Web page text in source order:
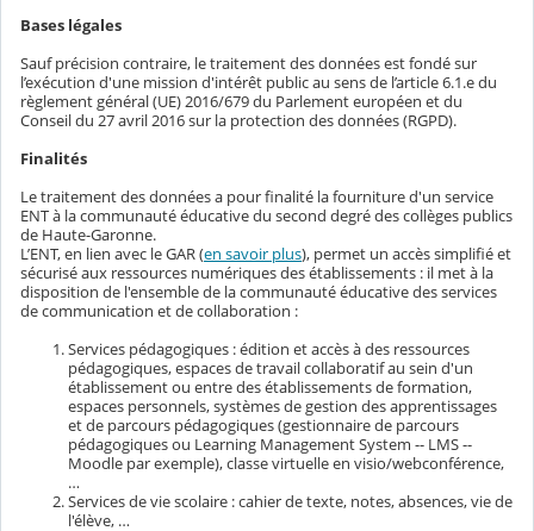
Bases légales
Sauf précision contraire, le traitement des données est fondé sur
l’exécution d'une mission d'intérêt public au sens de l’article 6.1.e du
règlement général (UE) 2016/679 du Parlement européen et du
Conseil du 27 avril 2016 sur la protection des données (RGPD).
Finalités
Le traitement des données a pour finalité la fourniture d'un service
ENT à la communauté éducative du second degré des collèges publics
de Haute-Garonne.
L’ENT, en lien avec le GAR (en savoir plus), permet un accès simplifié et
sécurisé aux ressources numériques des établissements : il met à la
disposition de l'ensemble de la communauté éducative des services
de communication et de collaboration :
Services pédagogiques : édition et accès à des ressources
pédagogiques, espaces de travail collaboratif au sein d'un
établissement ou entre des établissements de formation,
espaces personnels, systèmes de gestion des apprentissages
et de parcours pédagogiques (gestionnaire de parcours
pédagogiques ou Learning Management System -- LMS --
Moodle par exemple), classe virtuelle en visio/webconférence,
…
Services de vie scolaire : cahier de texte, notes, absences, vie de
l'élève, …